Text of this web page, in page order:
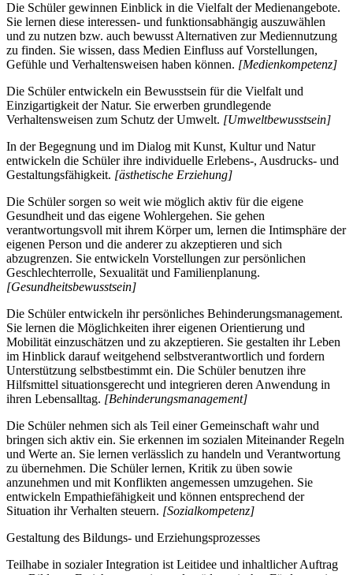
Die Schüler gewinnen Einblick in die Vielfalt der Medienangebote.
Sie lernen diese interessen- und funktionsabhängig auszuwählen
und zu nutzen bzw. auch bewusst Alternativen zur Mediennutzung
zu finden. Sie wissen, dass Medien Einfluss auf Vorstellungen,
Gefühle und Verhaltensweisen haben können. [Medienkompetenz]
Die Schüler entwickeln ein Bewusstsein für die Vielfalt und
Einzigartigkeit der Natur. Sie erwerben grundlegende
Verhaltensweisen zum Schutz der Umwelt. [Umweltbewusstsein]
In der Begegnung und im Dialog mit Kunst, Kultur und Natur
entwickeln die Schüler ihre individuelle Erlebens-, Ausdrucks- und
Gestaltungsfähigkeit. [ästhetische Erziehung]
Die Schüler sorgen so weit wie möglich aktiv für die eigene
Gesundheit und das eigene Wohlergehen. Sie gehen
verantwortungsvoll mit ihrem Körper um, lernen die Intimsphäre der
eigenen Person und die anderer zu akzeptieren und sich
abzugrenzen. Sie entwickeln Vorstellungen zur persönlichen
Geschlechterrolle, Sexualität und Familienplanung.
[Gesundheitsbewusstsein]
Die Schüler entwickeln ihr persönliches Behinderungsmanagement.
Sie lernen die Möglichkeiten ihrer eigenen Orientierung und
Mobilität einzuschätzen und zu akzeptieren. Sie gestalten ihr Leben
im Hinblick darauf weitgehend selbstverantwortlich und fordern
Unterstützung selbstbestimmt ein. Die Schüler benutzen ihre
Hilfsmittel situationsgerecht und integrieren deren Anwendung in
ihren Lebensalltag. [Behinderungsmanagement]
Die Schüler nehmen sich als Teil einer Gemeinschaft wahr und
bringen sich aktiv ein. Sie erkennen im sozialen Miteinander Regeln
und Werte an. Sie lernen verlässlich zu handeln und Verantwortung
zu übernehmen. Die Schüler lernen, Kritik zu üben sowie
anzunehmen und mit Konflikten angemessen umzugehen. Sie
entwickeln Empathiefähigkeit und können entsprechend der
Situation ihr Verhalten steuern. [Sozialkompetenz]
Gestaltung des Bildungs- und Erziehungsprozesses
Teilhabe in sozialer Integration ist Leitidee und inhaltlicher Auftrag